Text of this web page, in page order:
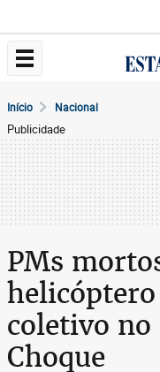
Início Nacional
Publicidade
PMs
coletivo no
Choque